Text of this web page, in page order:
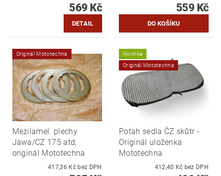
569 Kč
DETAIL
559 Kč
Originál Mototechna
Mezilamel. plechy
Jawa/CZ 175 atd,
originál Mototechna
417,36 Kč bez DPH
Novinka
Originál Mototechna
Potah sedla ČZ skůtr -
Originál uloženka
Mototechna
412,40 Kč bez DPH